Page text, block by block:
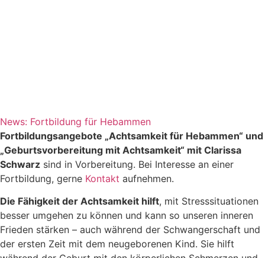
News: Fortbildung für Hebammen
Fortbildungsangebote „Achtsamkeit für Hebammen“ und
„Geburtsvorbereitung mit Achtsamkeit“ mit Clarissa
Schwarz sind in Vorbereitung. Bei Interesse an einer
Fortbildung, gerne Kontakt aufnehmen.
Die Fähigkeit der Achtsamkeit hilft, mit Stresssituationen
besser umgehen zu können und kann so unseren inneren
Frieden stärken – auch während der Schwangerschaft und
der ersten Zeit mit dem neugeborenen Kind. Sie hilft